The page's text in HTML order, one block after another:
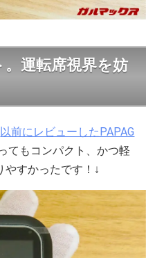
運転席視界を妨
以前にレビューしたPAPAG
てもコンパクト、かつ軽
やすかったです！↓